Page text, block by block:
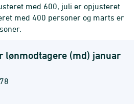
med 600, juli er opjusteret
med 400 personer og marts er
(md) januar